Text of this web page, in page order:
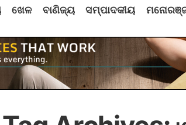
ଖେଳ ବାଣିଜ୍ୟ ସମ୍ପାଦକୀୟ